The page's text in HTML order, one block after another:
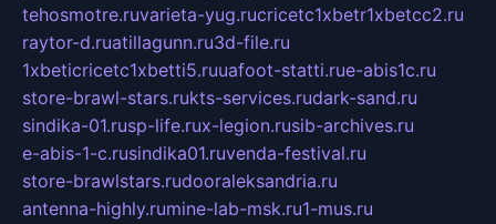
tehosmotre.ruvarieta-yug.rucricetc1xbetr1xbetcc2.ru
raytor-d.ruatillagunn.ru3d-file.ru
1xbeticricetc1xbetti5.ruuafoot-statti.rue-abis1c.ru
store-brawl-stars.rukts-services.rudark-sand.ru
sindika-01.rusp-life.rux-legion.rusib-archives.ru
e-abis-1-c.rusindika01.ruvenda-festival.ru
store-brawlstars.rudooraleksandria.ru
antenna-highly.rumine-lab-msk.ru1-mus.ru